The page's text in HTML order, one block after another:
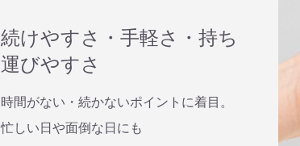
続けやすさ・手軽さ・持ち
運びやすさ
時間がない・続かないポイントに着目。
忙しい日や面倒な日にも